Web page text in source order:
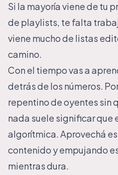
Si la mayoría viene de tu
de playlists, te falta
viene mucho de listas
camino.
Con el tiempo vas a
detrás de los números.
repentino de oyentes sin
nada suele significar que
algorítmica. Aprovechá
contenido y empujando
mientras dura.